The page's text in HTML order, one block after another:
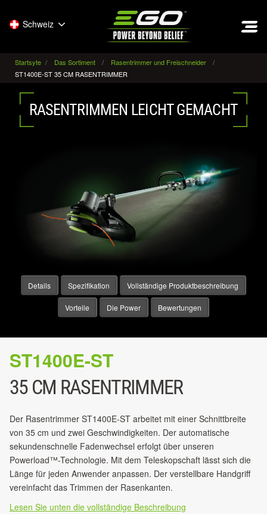
Schweiz
Startsyte Das Sortiment
Rasentrimmer und Freischneider
ST1400E-ST 35 CM RASENTRIMMER
RASENTRIMMEN LEICHT GEMACHT
Details Spezifikation Vollständige Produktbeschreibung
Vorteile Die Power Bewertungen
ST1400E-ST
35 CM RASENTRIMMER
Der Rasentrimmer ST1400E-ST arbeitet mit einer Schnittbreite
von 35 cm und zwei Geschwindigkeiten. Der automatische
sekundenschnelle Fadenwechsel erfolgt über unseren
Powerload™-Technologie. Mit dem Teleskopschaft lässt sich die
Länge für jeden Anwender anpassen. Der verstellbare Handgriff
vereinfacht das Trimmen der Rasenkanten.
Lesen Sie unten die vollständige Beschreibung